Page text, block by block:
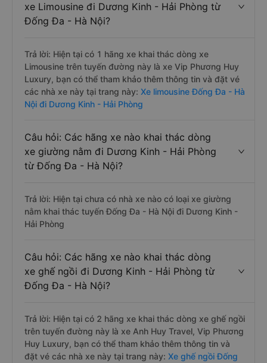
xe Limousine đi Dương Kinh - Hải Phòng từ
Đống Đa - Hà Nội?
Trả lời: Hiện tại có 1 hãng xe khai thác dòng xe
Limousine trên tuyến đường này là xe Vip Phương Huy
Luxury, bạn có thể tham khảo thêm thông tin và đặt vé
các nhà xe này tại trang này: Xe limousine Đống Đa - Hà
Nội đi Dương Kinh - Hải Phòng
Câu hỏi: Các hãng xe nào khai thác dòng
xe giường nằm đi Dương Kinh - Hải Phòng
từ Đống Đa - Hà Nội?
Trả lời: Hiện tại chưa có nhà xe nào có loại xe giường
nằm khai thác tuyến Đống Đa - Hà Nội đi Dương Kinh -
Hải Phòng
Câu hỏi: Các hãng xe nào khai thác dòng
xe ghế ngồi đi Dương Kinh - Hải Phòng từ
Đống Đa - Hà Nội?
Trả lời: Hiện tại có 2 hãng xe khai thác dòng xe ghế ngồi
trên tuyến đường này là xe Anh Huy Travel, Vip Phương
Huy Luxury, bạn có thể tham khảo thêm thông tin và
đặt vé các nhà xe này tại trang này: Xe ghế ngồi Đống